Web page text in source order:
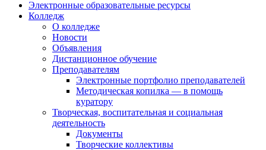
Электронные образовательные ресурсы
Колледж
О колледже
Новости
Объявления
Дистанционное обучение
Преподавателям
Электронные портфолио преподавателей
Методическая копилка — в помощь
куратору
Творческая, воспитательная и социальная
деятельность
Документы
Творческие коллективы